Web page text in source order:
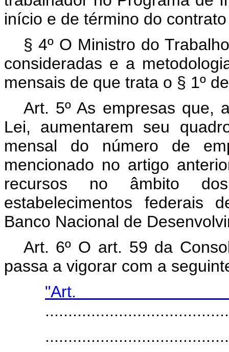
início e de término do
§ 4º O Ministro do
consideradas e a
mensais de que trata o § 1º
Art. 5º As empresas que,
Lei, aumentarem seu
mensal do número de
mencionado no artigo
recursos no âmbito
estabelecimentos federais
Banco Nacional de
Art. 6º O art. 59 da
passa a vigorar com a